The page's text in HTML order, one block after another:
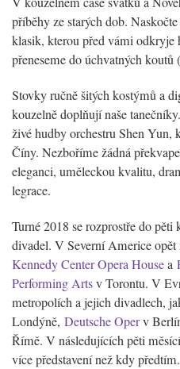
příběhy ze starých dob.
klasik, kterou před vámi odkryje
přeneseme do úchvatných koutů
Stovky ručně šitých kostýmů a
kouzelně doplňují naše
živé hudby orchestru Shen Yun,
Číny. Nezboříme žádná
eleganci, uměleckou kvalitu,
legrace.
Turné 2018 se rozprostře do
divadel. V Severní Americe
Kennedy Center Opera Housea
Performing Artsv Torontu. V
metropolích a jejich divadlech,
Londýně, Deutsche Operv
Římě. V následujících pěti
více představení než kdy předtím.